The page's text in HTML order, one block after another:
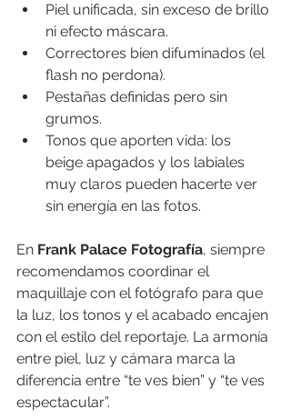
Piel unificada, sin exceso de brillo
ni efecto máscara.
Correctores bien difuminados (el
flash no perdona).
Pestañas definidas pero sin
grumos.
Tonos que aporten vida: los
beige apagados y los labiales
muy claros pueden hacerte ver
sin energía en las fotos.
En Frank Palace Fotografía, siempre
recomendamos coordinar el
maquillaje con el fotógrafo para que
la luz, los tonos y el acabado encajen
con el estilo del reportaje. La armonía
entre piel, luz y cámara marca la
diferencia entre “te ves bien” y “te ves
espectacular”.